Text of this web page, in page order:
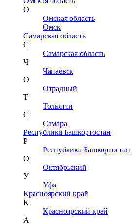
О
Омская область
Омск
Самарская область
С
Самарская область
Ч
Чапаевск
О
Отрадный
Т
Тольятти
С
Самара
Республика Башкортостан
Р
Республика Башкортостан
О
Октябрьский
У
Уфа
Красноярский край
К
Красноярский край
А